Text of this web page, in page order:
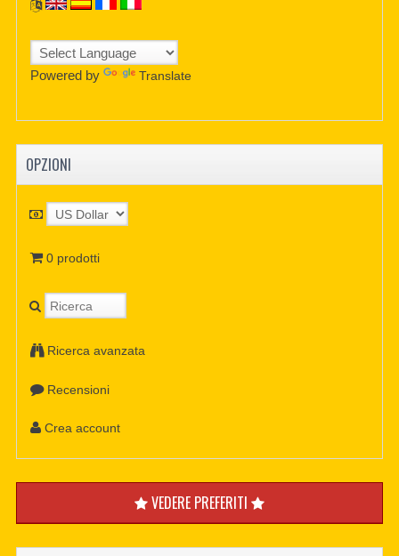
Powered by Translate
OPZIONI
0 prodotti
Ricerca avanzata
Recensioni
Crea account
VEDERE PREFERITI